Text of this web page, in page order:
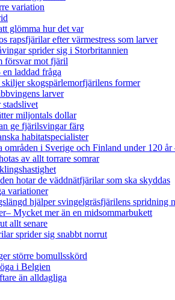
variation
glömma hur det var
rapsfjärilar efter värmestress som larver
sprider sig i Storbritannien
försvar mot fjäril
laddad fråga
skogspärlemorfjärilens former
larver
miljontals dollar
ge fjärilsvingar färg
habitatspecialister
i Sverige och Finland under 120 år
av allt torrare somrar
hotar de väddnätfjärilar som ska skyddas
variationer
hjälper svingelgräsfjärilens spridning
Mycket mer än en midsommarbukett
allt senare
sprider sig snabbt norrut
större bomullsskörd
i Belgien
än alldagliga